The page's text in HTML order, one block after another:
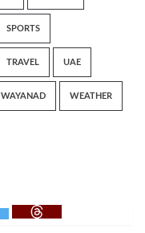
SPORTS
TRAVEL UAE
WAYANAD WEATHER